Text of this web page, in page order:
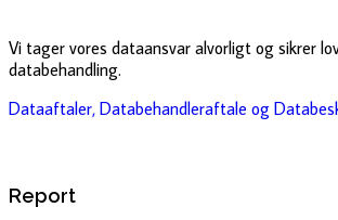
Vi tager vores dataansvar alvorligt og sikrer
databehandling.
Dataaftaler, Databehandleraftale og
Report